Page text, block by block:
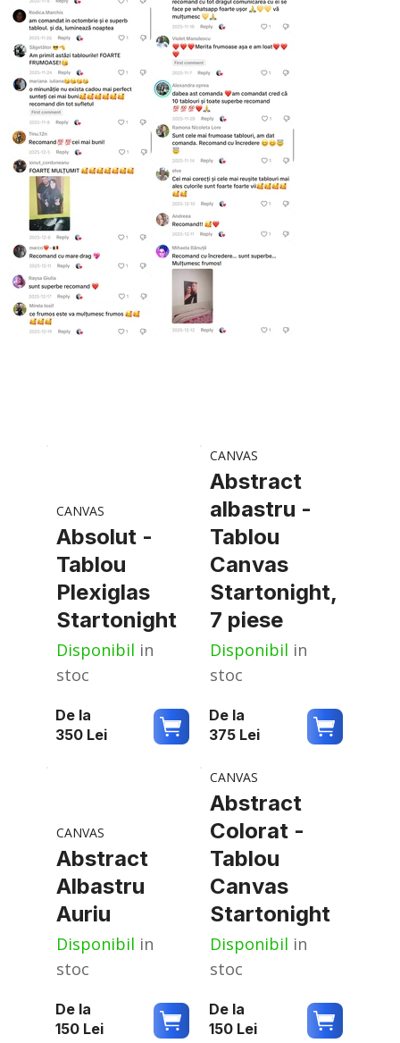
CANVAS
Absolut -
Tablou
Plexiglas
Startonight
Disponibil in
stoc
De la
350 Lei
CANVAS
Abstract
albastru -
Tablou
Canvas
Startonight,
7 piese
Disponibil in
stoc
De la
375 Lei
CANVAS
Abstract
Albastru
Auriu
Disponibil in
stoc
De la
150 Lei
CANVAS
Abstract
Colorat -
Tablou
Canvas
Startonight
Disponibil in
stoc
De la
150 Lei